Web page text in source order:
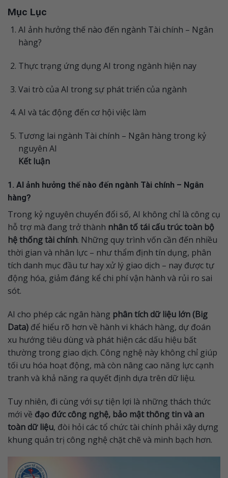
Mục Lục
AI ảnh hưởng thế nào đến ngành Tài chính – Ngân
hàng?
Thực trạng ứng dụng AI trong ngành hiện nay
Vai trò của AI trong sự phát triển của ngành
AI và tác động đến cơ hội việc làm
Tương lai ngành Tài chính – Ngân hàng trong kỷ
nguyên AI
Kết luận
1. AI ảnh hưởng thế nào đến ngành Tài chính – Ngân
hàng?
Trong kỷ nguyên chuyển đổi số, AI không chỉ là công cụ
hỗ trợ mà đang trở thành nhân tố tái cấu trúc toàn bộ
hệ thống tài chính. Những quy trình vốn cần đến nhiều
thời gian và nhân lực – như thẩm định tín dụng, phân
tích danh mục đầu tư hay xử lý giao dịch – nay được tự
động hóa, giảm đáng kể chi phí vận hành và rủi ro sai
sót.
AI cho phép các ngân hàng phân tích dữ liệu lớn (Big
Data) để hiểu rõ hơn về hành vi khách hàng, dự đoán
xu hướng tiêu dùng và phát hiện các dấu hiệu bất
thường trong giao dịch. Công nghệ này không chỉ giúp
tối ưu hóa hoạt động, mà còn nâng cao năng lực cạnh
tranh và khả năng ra quyết định dựa trên dữ liệu.
Tuy nhiên, đi cùng với sự tiện lợi là những thách thức
mới về đạo đức công nghệ, bảo mật thông tin và an
toàn dữ liệu, đòi hỏi các tổ chức tài chính phải xây dựng
khung quản trị công nghệ chặt chẽ và minh bạch hơn.